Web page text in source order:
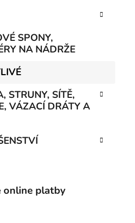
SPONY,
NA NÁDRŽE
STRUNY, SÍTĚ,
VÁZACÍ DRÁTY A
online platby